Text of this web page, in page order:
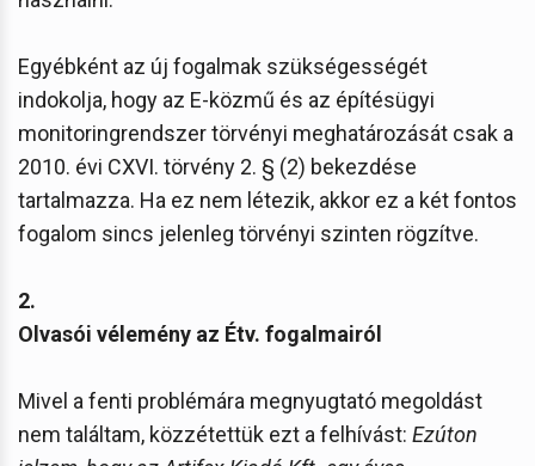
Egyébként az új fogalmak szükségességét
indokolja, hogy az E-közmű és az építésügyi
monitoringrendszer törvényi meghatározását csak a
2010. évi CXVI. törvény 2. § (2) bekezdése
tartalmazza. Ha ez nem létezik, akkor ez a két fontos
fogalom sincs jelenleg törvényi szinten rögzítve.
2.
Olvasói vélemény az Étv. fogalmairól
Mivel a fenti problémára megnyugtató megoldást
nem találtam, közzétettük ezt a felhívást: Ezúton